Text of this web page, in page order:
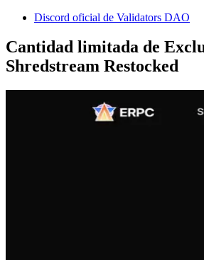
Discord oficial de Validators DAO
Cantidad limitada de
Shredstream Restocked